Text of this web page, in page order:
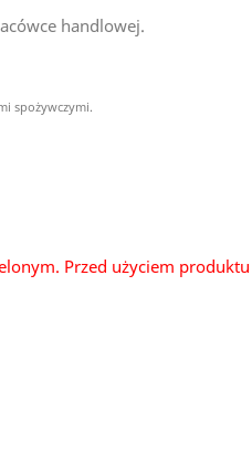
handlowej.
spożywczymi.
Przed użyciem